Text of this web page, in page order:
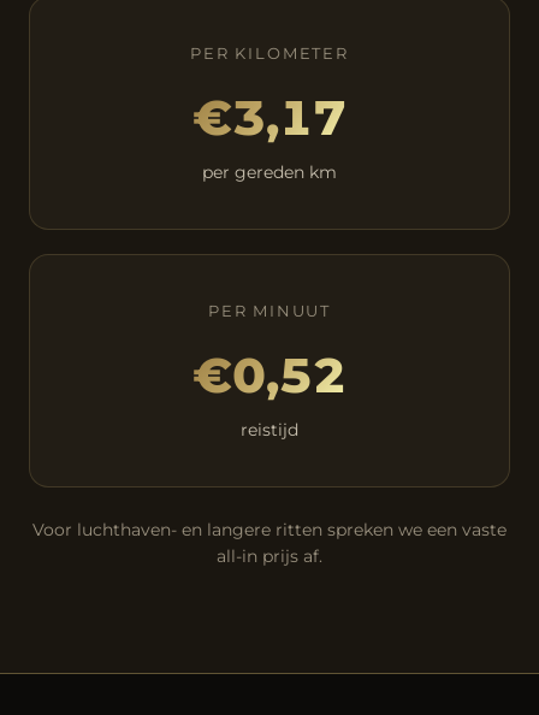
PER KILOMETER
€3,17
per gereden km
PER MINUUT
€0,52
reistijd
Voor luchthaven- en langere ritten spreken we een vaste
all-in prijs af.